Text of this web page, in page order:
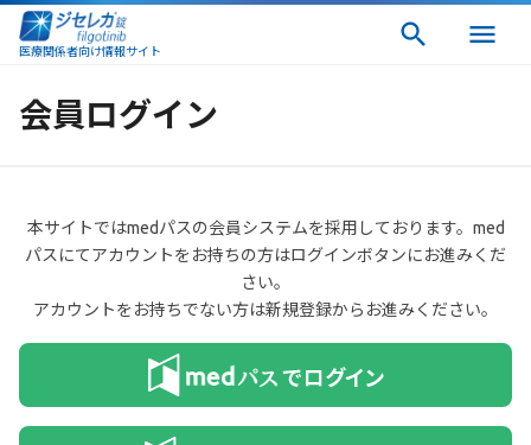
医療関係者向け情報サイト
会員ログイン
本サイトではmedパスの会員システムを採用しております。med
パスにてアカウントをお持ちの方はログインボタンにお進みくだ
さい。
アカウントをお持ちでない方は新規登録からお進みください。